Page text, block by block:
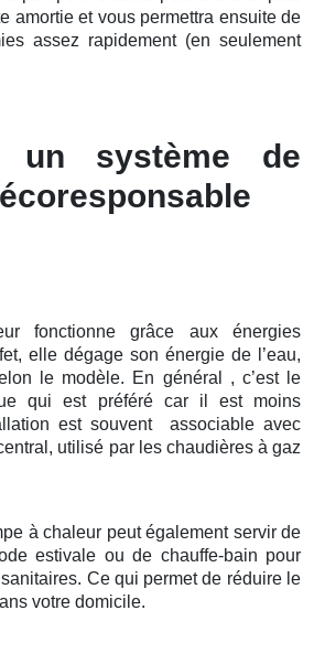
amortie et vous permettra ensuite de
assez rapidement (en seulement
un système de
fonctionne grâce aux énergies
elle dégage son énergie de l’eau,
le modèle. En général , c’est le
qui est préféré car il est moins
est souvent associable avec
utilisé par les chaudières à gaz
à chaleur peut également servir de
estivale ou de chauffe-bain pour
Ce qui permet de réduire le
votre domicile.